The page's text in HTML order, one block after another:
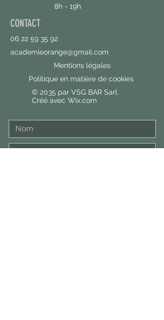
8h - 19h
CONTACT
06 22 59 35 92
academieorange@gmail.com
Mentions légales
Politique en matière de cookies
© 2035 par VSG BAR Sarl.
Créé avec Wix.com